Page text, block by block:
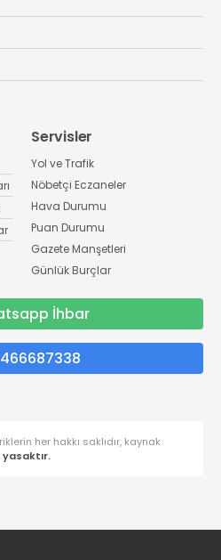
Servisler
Yol ve Trafik
Nöbetçi Eczaneler
Hava Durumu
Puan Durumu
Gazete Manşetleri
Günlük Burçlar
İhbar
her hakkı saklıdır, kaynak
yasaktır.